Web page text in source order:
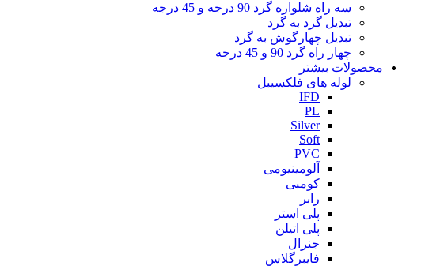
سه راه شلواره گرد 90 درجه و 45 درجه
تبدیل گرد به گرد
تبدیل چهارگوش به گرد
چهار راه گرد 90 و 45 درجه
محصولات بیشتر
لوله های فلکسیبل
IFD
PL
Silver
Soft
PVC
آلومینیومی
کومبی
رابر
پلی استر
پلی اتیلن
جنرال
فایبرگلاس